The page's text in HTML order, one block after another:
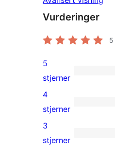
Vurderinger
5
4
5-
star
reviews
5
stjerner
0
4-
star
4
stjerner
0
3
stjerner